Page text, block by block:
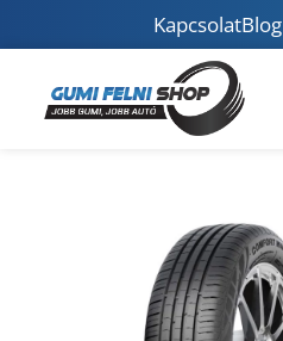
KapcsolatBlog